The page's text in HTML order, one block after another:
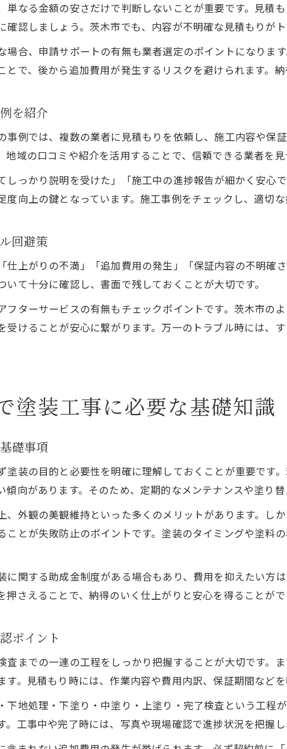
茨木市の屋根塗装に適した塗料選定の技
見積もり比較で分かる費用最適化の方法
屋根塗装の見積もりで必ず確認すべき項
費用を抑える屋根塗装の賢い比較方法
屋根塗装の追加費用を防ぐ交渉ポイント
助成金を活用した賢い屋根塗装の進め方
屋根塗装で利用できる助成金の最新情報
茨木市の屋根塗装で助成金申請する流れ
助成金と屋根塗装業者の選び方ガイド
単なる金額の安さだけで判断しないことが重要です。見積
認しましょう。茨木市でも、内容が不明確な見積もりがト
場合、申請サポートの有無も業者選定のポイントになりま
で、後から追加費用が発生するリスクを避けられます。
を紹介
事例では、複数の業者に見積もりを依頼し、施工内容や保
域の口コミや紹介を活用することで、信頼できる業者を見
しっかり説明を受けた」「施工中の進捗報告が細かく安心
向上の鍵となっています。施工事例をチェックし、適切
回避策
仕上がりの不満」「追加費用の発生」「保証内容の不明確
て十分に確認し、書面で残しておくことが大切です。
フターサービスの有無もチェックポイントです。茨木市の
受けることが安心に繋がります。万一のトラブル時には、
塗装工事に必要な基礎知識
礎事項
塗装の目的と必要性を明確に理解しておくことが重要です
向があります。そのため、定期的なメンテナンスや塗り替
、外観の美観維持といった多くのメリットがあります。し
ことが失敗防止のポイントです。塗装のタイミングや塗料
に関する助成金制度がある場合もあり、費用を抑えたい方
さえることで、納得のいく仕上がりと安心を得ることがで
ポイント
査までの一連の工程をしっかり把握することが大切です。
す。見積もり時には、作業内容や費用内訳、保証期間などを
地処理・下塗り・中塗り・上塗り・完了検査という工程
工事中や完了時には、写真や現場確認で進捗状況を把握